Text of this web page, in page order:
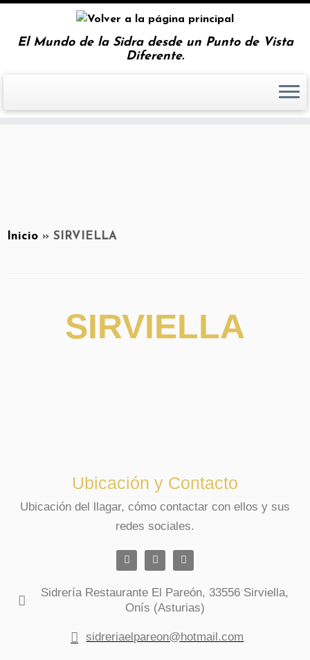
El Mundo de la Sidra desde un Punto de Vista
Diferente.
Inicio » SIRVIELLA
SIRVIELLA
Ubicación y Contacto
Ubicación del llagar, cómo contactar con ellos y sus
redes sociales.
Sidrería Restaurante El Pareón, 33556 Sirviella,
Onís (Asturias)
sidreriaelpareon@hotmail.com